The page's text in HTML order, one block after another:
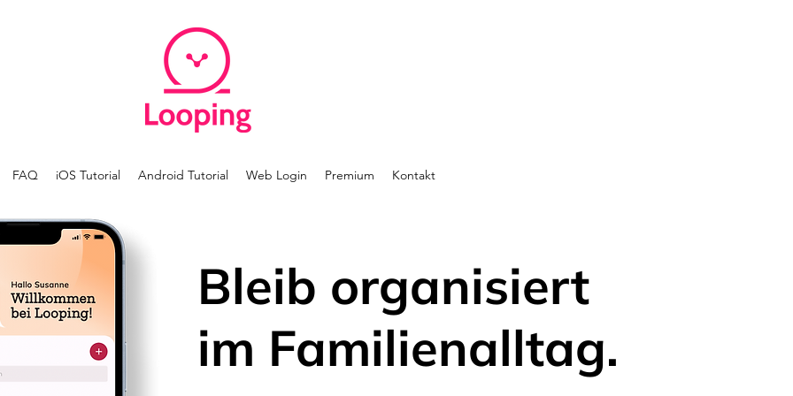
FAQ iOS Tutorial Android Tutorial Web Login Premium Kontakt
Bleib organisiert
im Familienalltag.